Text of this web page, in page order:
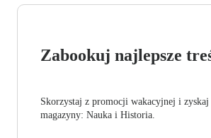
Zabookuj najlepsze
Skorzystaj z promocji wakacyjnej i
magazyny: Nauka i Historia.